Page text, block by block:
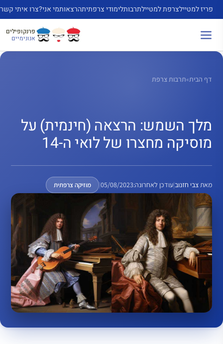
לדלג
לתוכן
פריז למטיילצרפת למטיילתרבותלימודי צרפתיתהרצאותמי אני?צרו איתי קשר
פרנקופילים
אנונימיים
דף הבית»תרבות צרפת
מלך השמש: הרצאה (חינמית) על
מוסיקה מחצרו של לואי ה-14
מאתצבי חזנוב|עודכן לאחרונה:05/08/2023
| מוזיקה צרפתית